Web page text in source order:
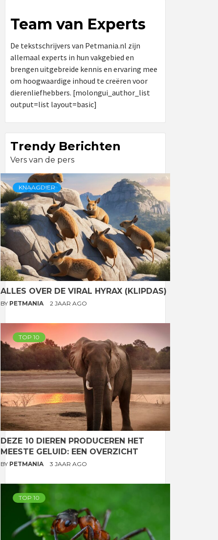
Team van Experts
De tekstschrijvers van Petmania.nl zijn
allemaal experts in hun vakgebied en
brengen uitgebreide kennis en ervaring mee
om hoogwaardige inhoud te creëren voor
dierenliefhebbers. [molongui_author_list
output=list layout=basic]
Trendy Berichten
Vers van de pers
KNAAGDIER
ALLES OVER DE VIRAL HYRAX (KLIPDAS)
BY PETMANIA 2 JAAR AGO
TOP 10
DEZE 10 DIEREN PRODUCEREN HET
MEESTE GELUID: EEN OVERZICHT
BY PETMANIA 3 JAAR AGO
TOP 10